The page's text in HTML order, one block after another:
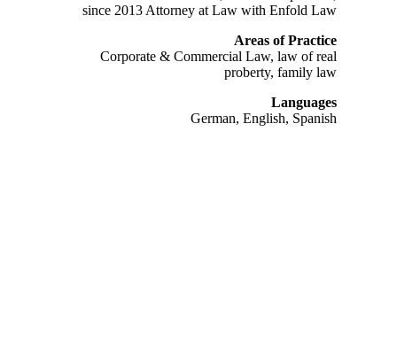
since 2013 Attorney at Law with Enfold Law
Areas of Practice
Corporate & Commercial Law, law of real
proberty, family law
Languages
German, English, Spanish